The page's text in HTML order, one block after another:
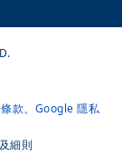
款、 Google 隱私
細則